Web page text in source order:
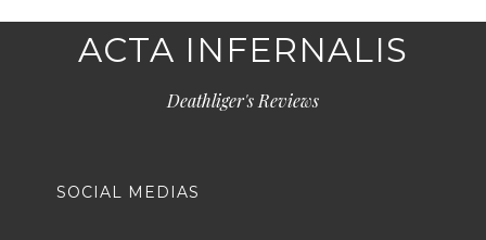
ACTA INFERNALIS
Deathliger's Reviews
SOCIAL MEDIAS